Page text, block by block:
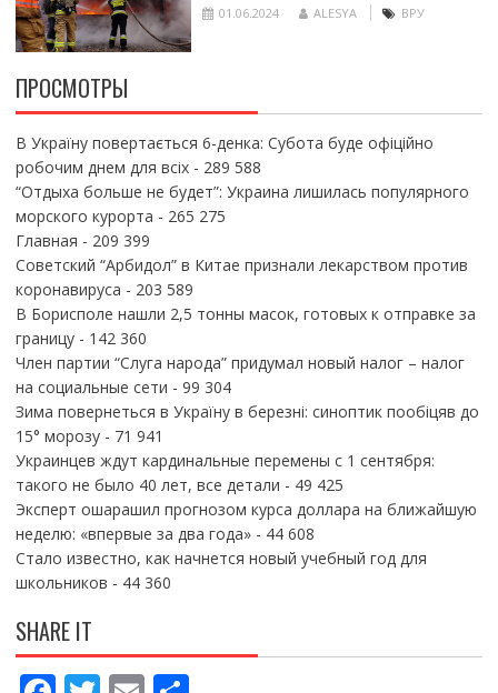
01.06.2024 ALESYA ВРУ
ПРОСМОТРЫ
В Україну повертається 6-денка: Субота буде офіційно
робочим днем для всіх- 289 588
“Отдыха больше не будет”: Украина лишилась популярного
морского курорта - 265 275
Главная - 209 399
Советский “Арбидол” в Китае признали лекарством против
коронавируса - 203 589
В Борисполе нашли 2,5 тонны масок, готовых к отправке за
границу- 142 360
Член партии “Слуга народа” придумал новый налог – налог
на социальные сети - 99 304
Зима повернеться в Україну в березні: синоптик пообіцяв до
15° морозу- 71 941
Украинцев ждут кардинальные перемены с 1 сентября:
такого не было 40 лет, все детали - 49 425
Эксперт ошарашил прогнозом курса доллара на ближайшую
неделю: «впервые за два года»- 44 608
Стало известно, как начнется новый учебный год для
школьников - 44 360
SHARE IT